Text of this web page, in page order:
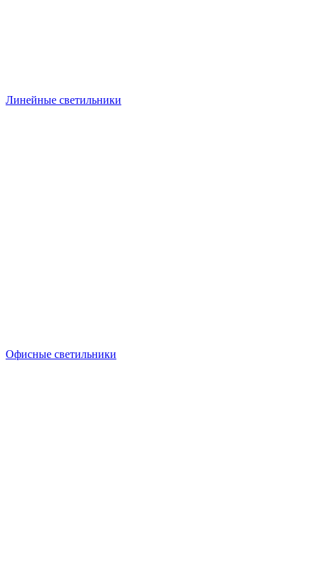
Линейные светильники
Офисные светильники